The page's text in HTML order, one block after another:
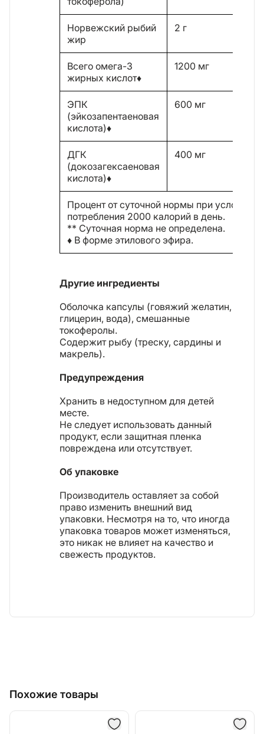
Норвежский рыбий
жир
2 г
Всего омега-3
жирных кислот♦
1200 мг
ЭПК
(эйкозапентаеновая
кислота)♦
600 мг
ДГК
(докозагексаеновая
кислота)♦
400 мг
Процент от суточной нормы при условии
потребления 2000 калорий в день.
** Суточная норма не определена.
♦ В форме этилового эфира.
Другие ингредиенты
Оболочка капсулы (говяжий желатин,
глицерин, вода), смешанные
токоферолы.
Содержит рыбу (треску, сардины и
макрель).
Предупреждения
Хранить в недоступном для детей
месте.
Не следует использовать данный
продукт, если защитная пленка
повреждена или отсутствует.
Об упаковке
Производитель оставляет за собой
право изменить внешний вид
упаковки. Несмотря на то, что иногда
упаковка товаров может изменяться,
это никак не влияет на качество и
свежесть продуктов.
Похожие товары